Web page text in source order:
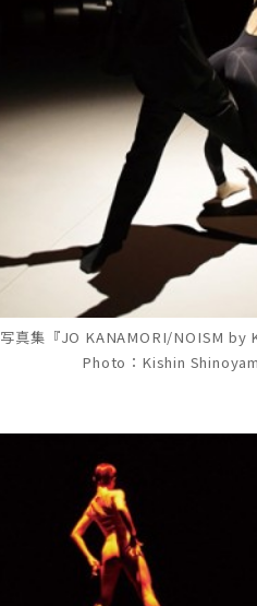
写真集『JO KANAMORI/NOISM by
Photo：Kishin